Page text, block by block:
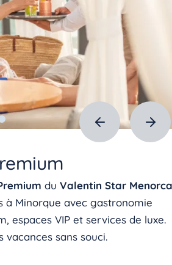
du Valentin Star Menorca
à Minorque avec gastronomie
espaces VIP et services de luxe.
vacances sans souci.